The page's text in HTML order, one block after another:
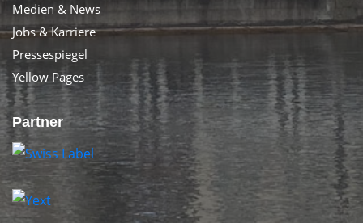
Medien & News
Jobs & Karriere
Pressespiegel
Yellow Pages
Partner